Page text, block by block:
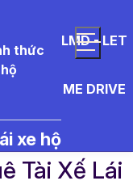
LMD - LET
ME DRIVE
xe hộ
Tài Xế Lái